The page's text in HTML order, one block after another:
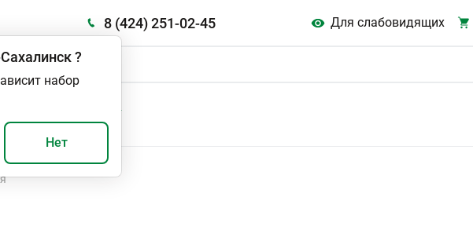
8 (424) 251-02-45 Для слабовидящих
?
набор
Нет